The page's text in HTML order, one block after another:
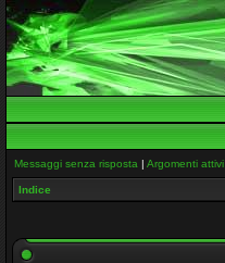
Messaggi senza risposta | Argomenti attivi
Indice